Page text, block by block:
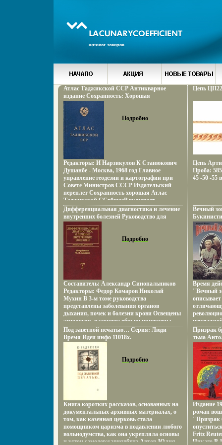
Атлас Таджикской ССР Антикварное
издание Сохранность: Хорошая
Издательство: Главное управление геодезии
и картографии при Совете Министров
СССР, 1968 г Твердый переплет, 200 стр
Тираж: 20000 экз Цветные иллюстрации
инфо 3903x.
Подробно
Редакторы: И Нарзикулов К Станюкович
Душанбе - Москва, 1968 год Главное
управление геодезии и картографии при
Совете Министров СССР Издательский
переплет Сохранность хорошая Атлас
Таджикской ССвбчумР включает
несколько разделов, в которых освещаются
природные условия и ресурсы, население,
народное хозяйство, культура, наука,
здравоохранение и история бывшей
республики.
Дифференциальная диагностика и лечение
внутренних болезней Руководство для
врачей В 4 томах Том 3 Болезни органов
дыхания, почек, системы крови
Букинистическое издание Сохранность:
Хорошая Издательство: Медицина, инфо
7856s.
Подробно
Составитель: Александр Синопальников
Редакторы: Федор Комаров Николай
Мухин В 3-м томе руководства
представлены заболевания органов
дыхания, почек и болезни крови Освещены
этиология, патогенез,вбчыш приведены
современные диагностические методы и
принципы лечения Для врачей широкого
профиля 3-е издание, обновленное и
дополненное.
Под заветной печатью… Серия: Люди
Время Идеи инфо 11018x.
Подробно
Книга коротких рассказов, основанных на
документальных архивных материалах, о
том, как казенная церковь стала
помощником царизма в подавлении любого
вольнодумства, как она укрепляла основы
и устои самодержавиявбхнэ Автор Юлия
Цепь
Цепь
Проба:
45 -50 -55
Вечный
Хорошая
Олипм,
ISBN 5-
11184s.
Время
"Вечный
чекистов
и
широкую
романа -
судьбы
Федора и
Родился в
работал
Средней
В
подборкой
Призрак
тьма
Формат:
Издание
роман
"Призрак
Fritz
Чикаго В